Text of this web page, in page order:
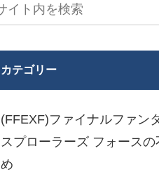
カテゴリー
(FFEXF)ファイナルファン
スプローラーズ フォースの
め